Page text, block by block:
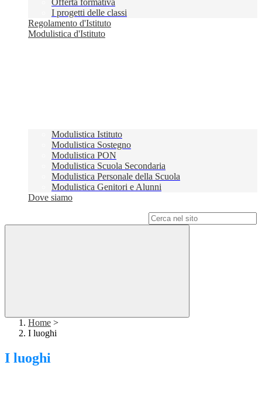
Offerta formativa
I progetti delle classi
Regolamento d'Istituto
Modulistica d'Istituto
Modulistica Istituto
Modulistica Sostegno
Modulistica PON
Modulistica Scuola Secondaria
Modulistica Personale della Scuola
Modulistica Genitori e Alunni
Dove siamo
Home >
I luoghi
I luoghi